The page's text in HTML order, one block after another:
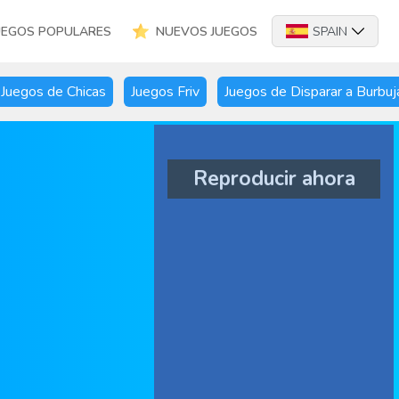
POPULARES NUEVOS JUEGOS SPAIN
Juegos de Chicas Juegos Friv Juegos de Disparar a
Reproducir ahora